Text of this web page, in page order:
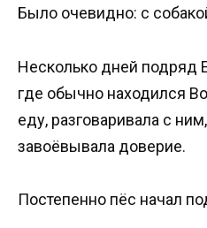
Было очевидно: с
Несколько дней подряд
где обычно находился
еду, разговаривала с
завоёвывала доверие.
Постепенно пёс начал